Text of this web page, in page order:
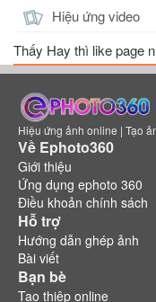
Hiệu ứng video
Thấy Hay thì like page
Hiệu ứng ảnh online | Tạo
Về Ephoto360
Giới thiệu
Ứng dụng ephoto 360
Điều khoản chính sách
Hỗ trợ
Hướng dẫn ghép ảnh
Bài viết
Bạn bè
Tạo thiệp online